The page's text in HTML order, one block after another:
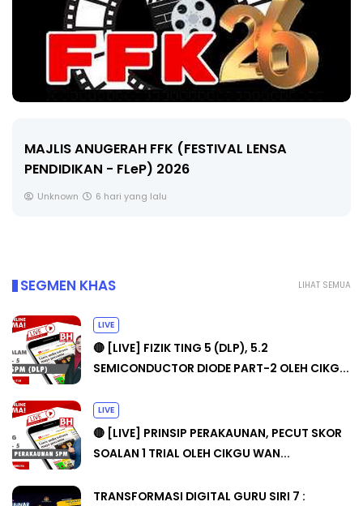
🔴 [LIVE] MATEMATIK SR, WANG TAHUN 6 OLEH
CIKGU ANITA #ALLINONE #141 #...
LIHAT SEMUA
SEGMEN KHAS
LIVE
🔴 [LIVE] FIZIK TING 5 (DLP), 5.2
SEMICONDUCTOR DIODE PART-2 OLEH CIKG...
LIVE
🔴 [LIVE] PRINSIP PERAKAUNAN, PECUT SKOR
SOALAN 1 TRIAL OLEH CIKGU WAN...
TRANSFORMASI DIGITAL GURU SIRI 7 :